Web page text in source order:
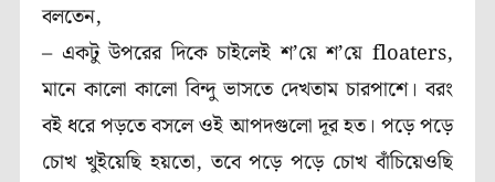
বলতেন,
– একটু উপরের দিকে চাইলেই শ’য়ে শ’য়ে floaters,
মানে কালো কালো বিন্দু ভাসতে দেখতাম চারপাশে। বরং
বই ধরে পড়তে বসলে ওই আপদগুলো দূর হত। পড়ে পড়ে
চোখ খুইয়েছি হয়তো, তবে পড়ে পড়ে চোখ বাঁচিয়েওছি